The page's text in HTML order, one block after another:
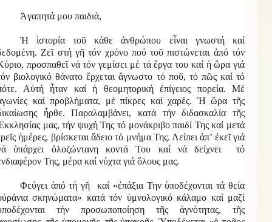
Ἀγαπητά μου παιδιά,
Ἡ ἱστορία τοῦ κάθε ἀνθρώπου εἶναι γνωστή καί
Ζεῖ στή γῆ τόν χρόνο πού τοῦ πιστώνεται ἀπό τόν
προσπαθεῖ νά τόν γεμίσει μέ τά ἔργα του καί ἡ ὥρα γιά
βιολογικό θάνατο ἔρχεται ἄγνωστο τό ποῦ, τό πῶς καί τό
Αὐτή ἦταν καί ἡ θεομητορική ἐπίγειος πορεία. Μέ
καί προβλήματα, μέ πίκρες καί χαρές. Ἡ ὥρα τῆς
ἦρθε. Παραλαμβάνει, κατά τήν διδασκαλία τῆς
μας, τήν ψυχή Της τό μονάκριβο παιδί Της καί μετά
ἡμέρες, βρίσκεται ἄδειο τό μνήμα Της. Λείπει ἀπ’ ἐκεῖ γιά
ὑπάρχει ὁλοζώντανη κοντά Του καί νά δείχνει τό
Της, μέρα καί νύχτα γιά ὅλους μας.
Φεύγει ἀπό τή γῆ καί «ἐπάξια Την ὑποδέχονται τά θεία
σκηνώματα» κατά τόν ὑμνολογικό κάλαμο καί μαζί
τήν προσωποποίηση τῆς ἁγνότητας, τῆς